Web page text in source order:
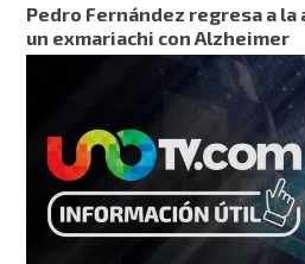
Pedro Fernández regresa a la
un exmariachi con Alzheimer